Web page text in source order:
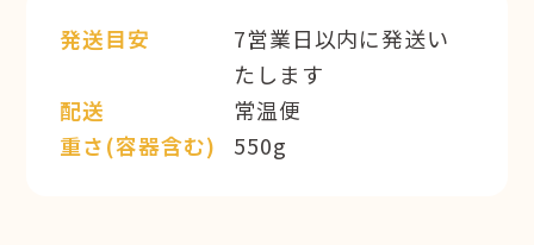
発送目安
7営業日以内に発送い
たします
配送
常温便
重さ(容器含む)
550g